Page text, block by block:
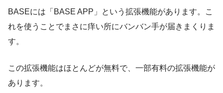
BASEには「BASE APP」という拡張機能があります。こ
れを使うことでまさに痒い所にバンバン手が届きまくりま
す。
この拡張機能はほとんどが無料で、一部有料の拡張機能が
あります。